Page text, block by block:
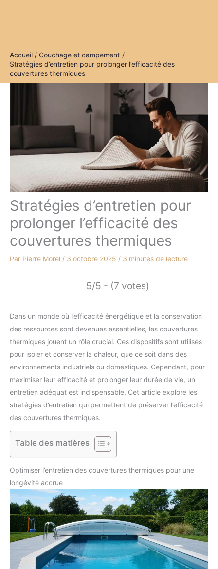
Accueil
Couchage et campement
Stratégies d’entretien pour prolonger l’efficacité des
couvertures thermiques
Stratégies d’entretien pour
prolonger l’efficacité des
couvertures thermiques
Par Pierre Morel / 3 octobre 2025 / 3 minutes de lecture
5/5 - (7 votes)
Dans un monde où l’efficacité énergétique et la conservation
des ressources sont devenues essentielles, les couvertures
thermiques jouent un rôle crucial. Ces dispositifs sont utilisés
pour isoler et conserver la chaleur, que ce soit dans des
environnements industriels ou domestiques. Cependant, pour
maximiser leur efficacité et prolonger leur durée de vie, un
entretien adéquat est indispensable. Cet article explore les
stratégies d’entretien qui permettent de préserver l’efficacité
des couvertures thermiques.
Table des matières
Optimiser l’entretien des couvertures thermiques pour une
longévité accrue